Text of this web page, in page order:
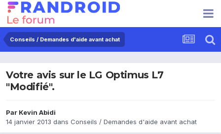
Conseils / Demandes d'aide avant achat
Votre avis sur le LG Optimus L7
"Modifié".
Par Kevin Abidi
14 janvier 2013 dans Conseils / Demandes d'aide avant achat